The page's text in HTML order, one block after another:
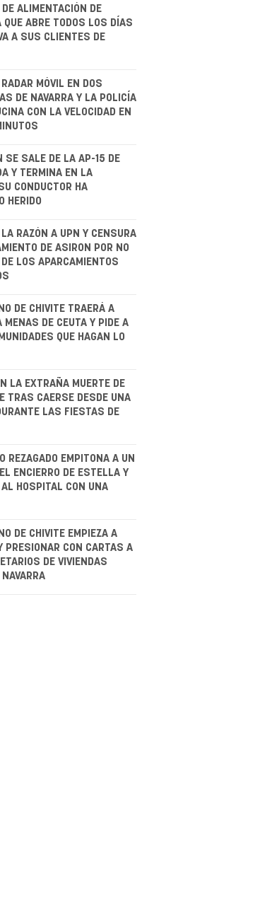
ALIMENTACIÓN DE
QUE ABRE TODOS LOS DÍAS
A SUS CLIENTES DE
MÓVIL EN DOS
DE NAVARRA Y LA POLICÍA
CON LA VELOCIDAD EN
SE SALE DE LA AP-15 DE
Y TERMINA EN LA
CONDUCTOR HA
HERIDO
RAZÓN A UPN Y CENSURA
DE ASIRON POR NO
DE LOS APARCAMIENTOS
DE CHIVITE TRAERÁ A
MENAS DE CEUTA Y PIDE A
QUE HAGAN LO
LA EXTRAÑA MUERTE DE
TRAS CAERSE DESDE UNA
LAS FIESTAS DE
REZAGADO EMPITONA A UN
ENCIERRO DE ESTELLA Y
AL HOSPITAL CON UNA
DE CHIVITE EMPIEZA A
PRESIONAR CON CARTAS A
DE VIVIENDAS